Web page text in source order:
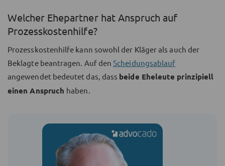
Welcher Ehepartner hat Anspruch auf
Prozesskostenhilfe?
Prozesskostenhilfe kann sowohl der Kläger als auch der
Beklagte beantragen. Auf denScheidungsablauf
angewendet bedeutet das, dass beide Eheleute prinzipiell
einen Anspruch haben.